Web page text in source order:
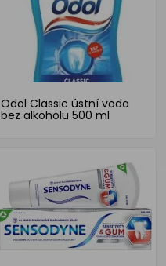
Odol Classic ústní voda
bez alkoholu 500 ml